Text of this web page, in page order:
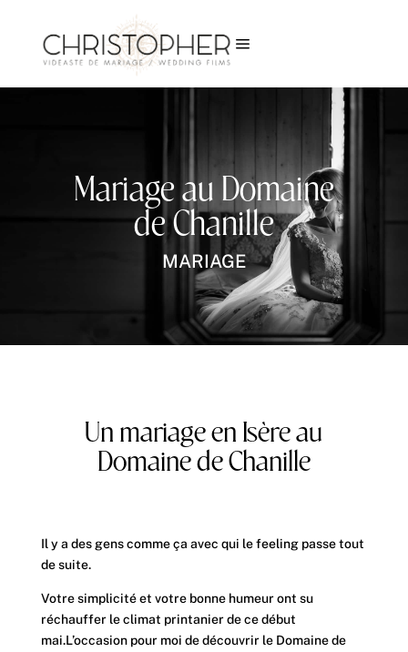
a
Mariage au Domaine
de Chanille
MARIAGE
Un mariage en Isère au
Domaine de Chanille
Il y a des gens comme ça avec qui le feeling passe tout
de suite.
Votre simplicité et votre bonne humeur ont su
réchauffer le climat printanier de ce début
mai.L’occasion pour moi de découvrir le Domaine de